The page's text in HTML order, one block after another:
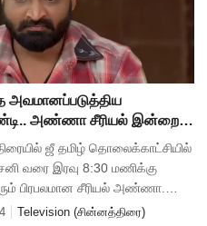
அண்ணா சீரியல் இன்றைய
ஜீ தமிழ் தொலைக்காட்சியில்
வரை இரவு 8:30 மணிக்கு
பிரபலமான சீரியல் அண்ணா.
எபிசோடில் பரணியின்
Television (சின்னத்திரை)